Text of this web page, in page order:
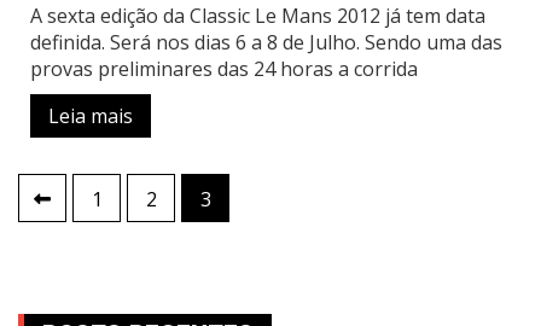
A sexta edição da Classic Le Mans 2012 já tem data
definida. Será nos dias 6 a 8 de Julho. Sendo uma das
provas preliminares das 24 horas a corrida
Leia mais
Paginação
de
1 2 3